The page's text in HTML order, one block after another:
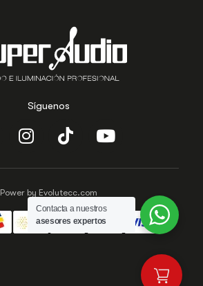
Síguenos
Power by Evolutecc.com
Contacta a nuestros
asesores expertos